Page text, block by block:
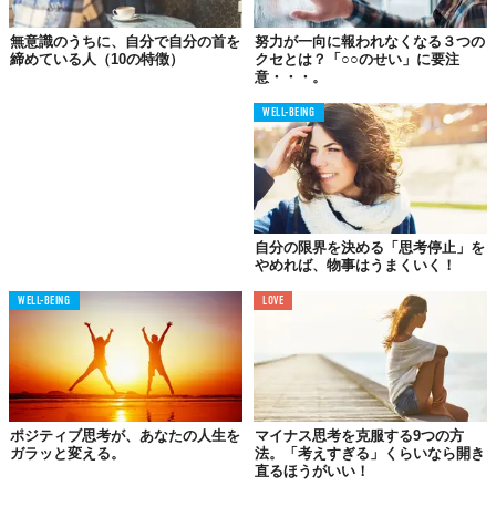
り出したこの人生の中で何をしたいのか？そ
うしたものが、あなたに無力を与える力を持
っていることをお忘れなく。もしも、あなた
ておくことだ」Bashar
02.
回復力がカギ！失った力を
取り戻す方法を知る
負のエネルギーが、どうやって力を得るかを理解したら、今度は
あなたが与えたすべての力を取り戻す番。自分自身と向き合うこ
とから始めましょう。
負のエネルギーを抱えているときは、どうしても人間は意地悪に
なりがちです。物理的、感情的、精神的に害を与える存在。こう
なると、あなたに必要となってくるのは、体内浄化やレイキ（霊
気ヒーリング）など、あなたの力の回復を目的とした、スピリチ
ュアルなヒーリング療法です。負のエネルギーを取り除くよう、
無意識のうちに、自分で自分の首を
締めている人（10の特徴）
努力が一向に報われなくなる３つの
クセとは？「○○のせい」に要注
意・・・。
WELL-BEING
自分の限界を決める「思考停止」を
やめれば、物事はうまくいく！
WELL-BEING
ポジティブ思考が、あなたの人生を
ガラッと変える。
LOVE
マイナス思考を克服する9つの方
法。「考えすぎる」くらいなら開き
直るほうがいい！